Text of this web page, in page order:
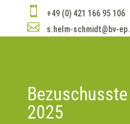
 +49 (0) 421 166 95 106
 s.helm-schmidt@bv-
2025